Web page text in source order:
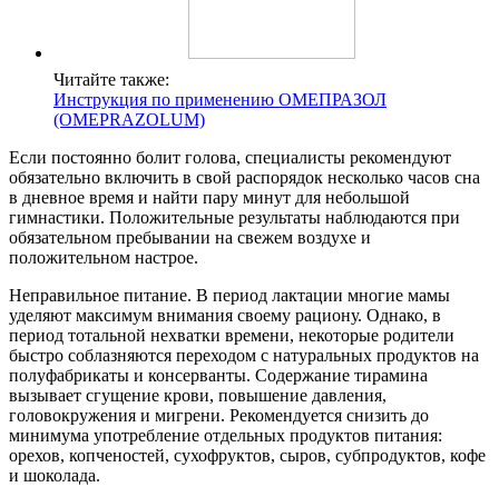
Читайте также:
Инструкция по применению ОМЕПРАЗОЛ
(OMEPRAZOLUM)
Если постоянно болит голова, специалисты рекомендуют
обязательно включить в свой распорядок несколько часов сна
в дневное время и найти пару минут для небольшой
гимнастики. Положительные результаты наблюдаются при
обязательном пребывании на свежем воздухе и
положительном настрое.
Неправильное питание. В период лактации многие мамы
уделяют максимум внимания своему рациону. Однако, в
период тотальной нехватки времени, некоторые родители
быстро соблазняются переходом с натуральных продуктов на
полуфабрикаты и консерванты. Содержание тирамина
вызывает сгущение крови, повышение давления,
головокружения и мигрени. Рекомендуется снизить до
минимума употребление отдельных продуктов питания:
орехов, копченостей, сухофруктов, сыров, субпродуктов, кофе
и шоколада.